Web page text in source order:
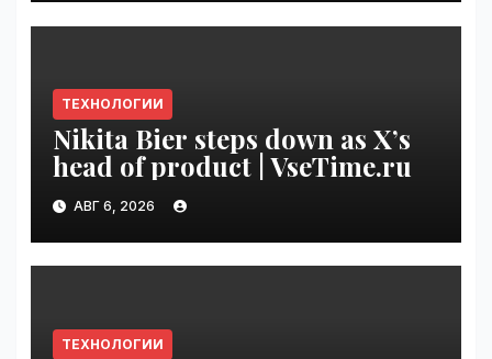
ТЕХНОЛОГИИ
Nikita Bier steps down as X’s
head of product | VseTime.ru
АВГ 6, 2026
ТЕХНОЛОГИИ